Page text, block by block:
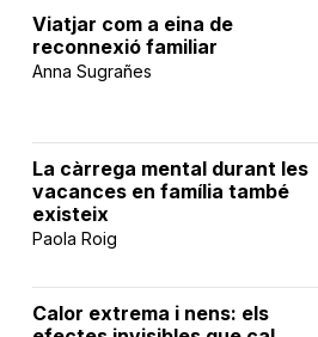
Viatjar com a eina de
reconnexió familiar
Anna Sugrañes
La càrrega mental durant les
vacances en família també
existeix
Paola Roig
Calor extrema i nens: els